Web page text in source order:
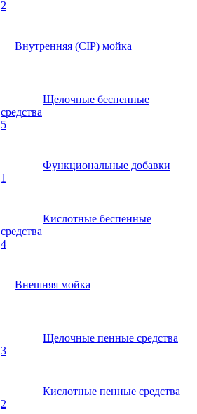
2
Внутренняя (CIP) мойка
Щелочные беспенные
средства
5
Функциональные добавки
1
Кислотные беспенные
средства
4
Внешняя мойка
Щелочные пенные средства
3
Кислотные пенные средства
2